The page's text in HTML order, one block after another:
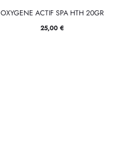
OXYGENE ACTIF SPA HTH 20GR
25,00€